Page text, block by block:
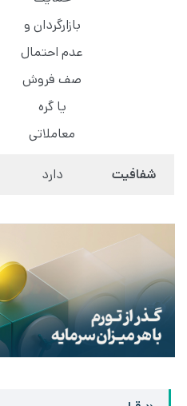
بازارگردان و
عدم احتمال
صف فروش
یا گره
معاملاتی
شفافیت دارد